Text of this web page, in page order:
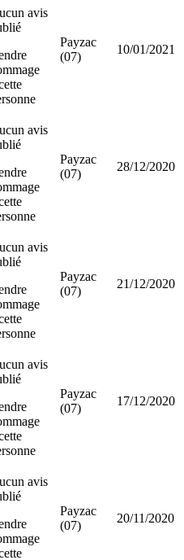
avis
Payzac
(07)
10/01/2021
avis
Payzac
(07)
28/12/2020
avis
Payzac
(07)
21/12/2020
avis
Payzac
(07)
17/12/2020
avis
Payzac
(07)
20/11/2020